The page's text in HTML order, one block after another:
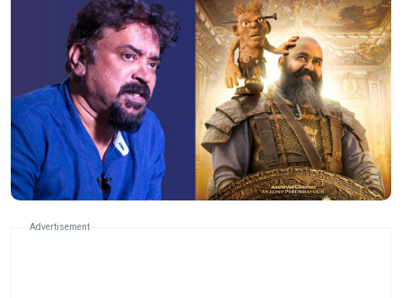
Advertisement